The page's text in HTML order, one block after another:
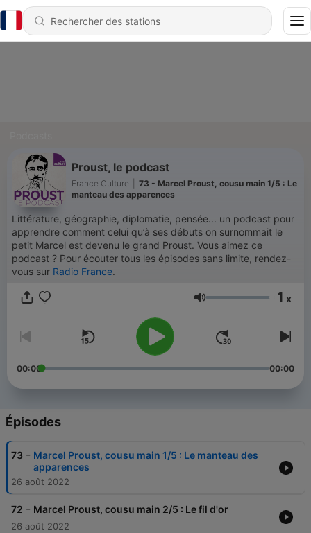
Proust, le podcast
France Culture
73 - Marcel Proust, cousu main 1/5 : Le
manteau des apparences
Littérature, géographie, diplomatie, pensée... un podcast pour
apprendre comment celui qu’à ses débuts on surnommait le
petit Marcel est devenu le grand Proust. Vous aimez ce
podcast ? Pour écouter tous les épisodes sans limite, rendez-
vous sur Radio France.
Volume 1 x
00:00 00:00
Épisodes
73 - Marcel Proust, cousu main 1/5 : Le manteau des
apparences
26 août 2022
72 - Marcel Proust, cousu main 2/5 : Le fil d'or
26 août 2022